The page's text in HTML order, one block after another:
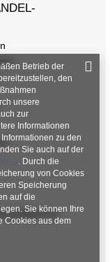
K
Betrieb der
den
unsere
zur
Informationen
Informationen zu den
Sie auch auf der
. Durch die
von Cookies
Speicherung
auf die
Sie können Ihre
Cookies aus dem